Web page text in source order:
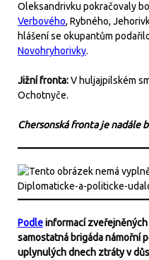
Oleksandrivku pokračovaly
Verbového, Rybného,
hlášení se okupantům
Novohryhorivky.
Jižní fronta:V huljajpilském
Ochotnyče.
Chersonská fronta je nadále
Podleinformací
samostatná brigáda námořní
uplynulých dnech ztráty v